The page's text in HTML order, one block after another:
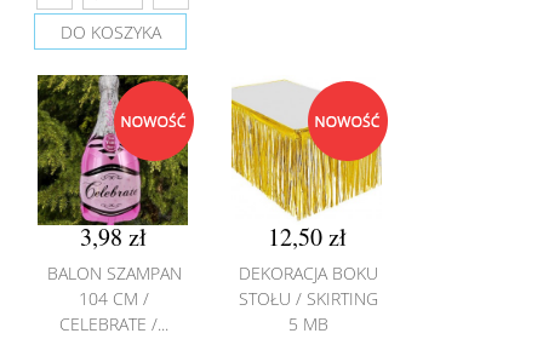
DO KOSZYKA
3,98 zł
BALON SZAMPAN
104 CM /
CELEBRATE /...
12,50 zł
DEKORACJA BOKU
STOŁU / SKIRTING
5 MB